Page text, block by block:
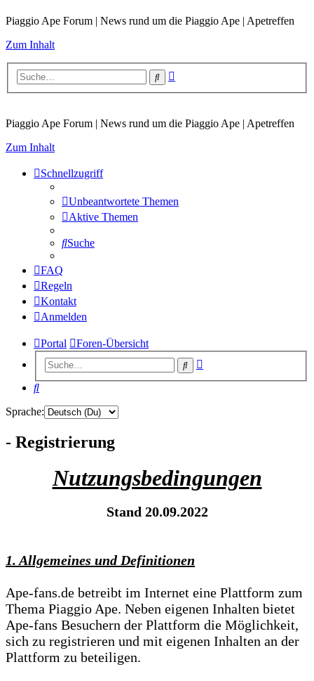
Piaggio Ape Forum | News rund um die Piaggio Ape | Apetreffen
Zum Inhalt
Suche
Piaggio Ape Forum | News rund um die Piaggio Ape | Apetreffen
Zum Inhalt
Schnellzugriff
Unbeantwortete Themen
Aktive Themen
Suche
FAQ
Regeln
Kontakt
Anmelden
Portal Foren-Übersicht
Suche
Suche
Sprache:
- Registrierung
Nutzungsbedingungen
Stand 20.09.2022
1. Allgemeines und Definitionen
Ape-fans.de betreibt im Internet eine Plattform zum
Thema Piaggio Ape. Neben eigenen Inhalten bietet
Ape-fans Besuchern der Plattform die Möglichkeit,
sich zu registrieren und mit eigenen Inhalten an der
Plattform zu beteiligen.